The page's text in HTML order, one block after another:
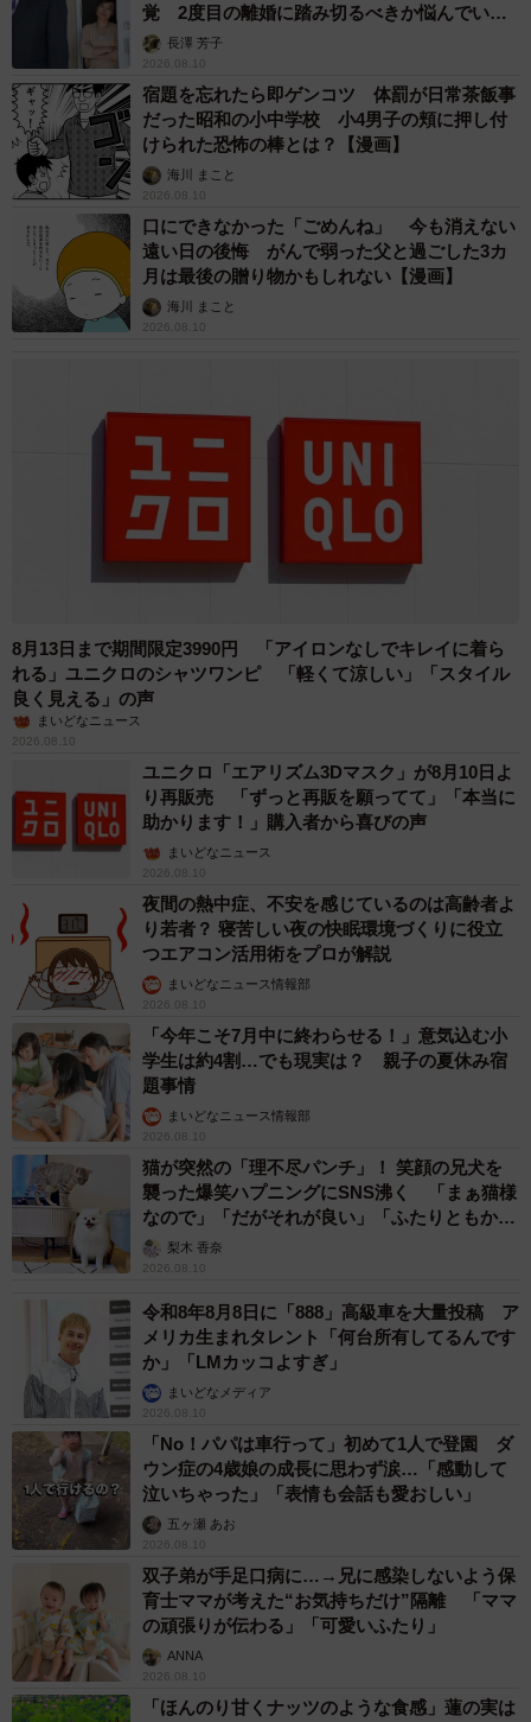
覚 2度目の離婚に踏み切るべきか悩んでいま
す【夫婦関係修復カウンセラーが解説】
長澤 芳子
2026.08.10
宿題を忘れたら即ゲンコツ 体罰が日常茶飯事
だった昭和の小中学校 小4男子の頬に押し付
けられた恐怖の棒とは？【漫画】
海川 まこと
2026.08.10
口にできなかった「ごめんね」 今も消えない
遠い日の後悔 がんで弱った父と過ごした3カ
月は最後の贈り物かもしれない【漫画】
海川 まこと
2026.08.10
8月13日まで期間限定3990円 「アイロンなしでキレイに着ら
れる」ユニクロのシャツワンピ 「軽くて涼しい」「スタイル
良く見える」の声
まいどなニュース
2026.08.10
ユニクロ「エアリズム3Dマスク」が8月10日よ
り再販売 「ずっと再販を願ってて」「本当に
助かります！」購入者から喜びの声
まいどなニュース
2026.08.10
夜間の熱中症、不安を感じているのは高齢者よ
り若者？ 寝苦しい夜の快眠環境づくりに役立
つエアコン活用術をプロが解説
まいどなニュース情報部
2026.08.10
「今年こそ7月中に終わらせる！」意気込む小
学生は約4割…でも現実は？ 親子の夏休み宿
題事情
まいどなニュース情報部
2026.08.10
猫が突然の「理不尽パンチ」！ 笑顔の兄犬を
襲った爆笑ハプニングにSNS沸く 「まぁ猫様
なので」「だがそれが良い」「ふたりともかわ
いいね」
梨木 香奈
2026.08.10
令和8年8月8日に「888」高級車を大量投稿 ア
メリカ生まれタレント「何台所有してるんです
か」「LMカッコよすぎ」
まいどなメディア
2026.08.10
「No！パパは車行って」初めて1人で登園 ダ
ウン症の4歳娘の成長に思わず涙…「感動して
泣いちゃった」「表情も会話も愛おしい」
五ヶ瀬 あお
2026.08.10
双子弟が手足口病に…→兄に感染しないよう保
育士ママが考えた“お気持ちだけ”隔離 「ママ
の頑張りが伝わる」「可愛いふたり」
ANNA
2026.08.10
「ほんのり甘くナッツのような食感」蓮の実は